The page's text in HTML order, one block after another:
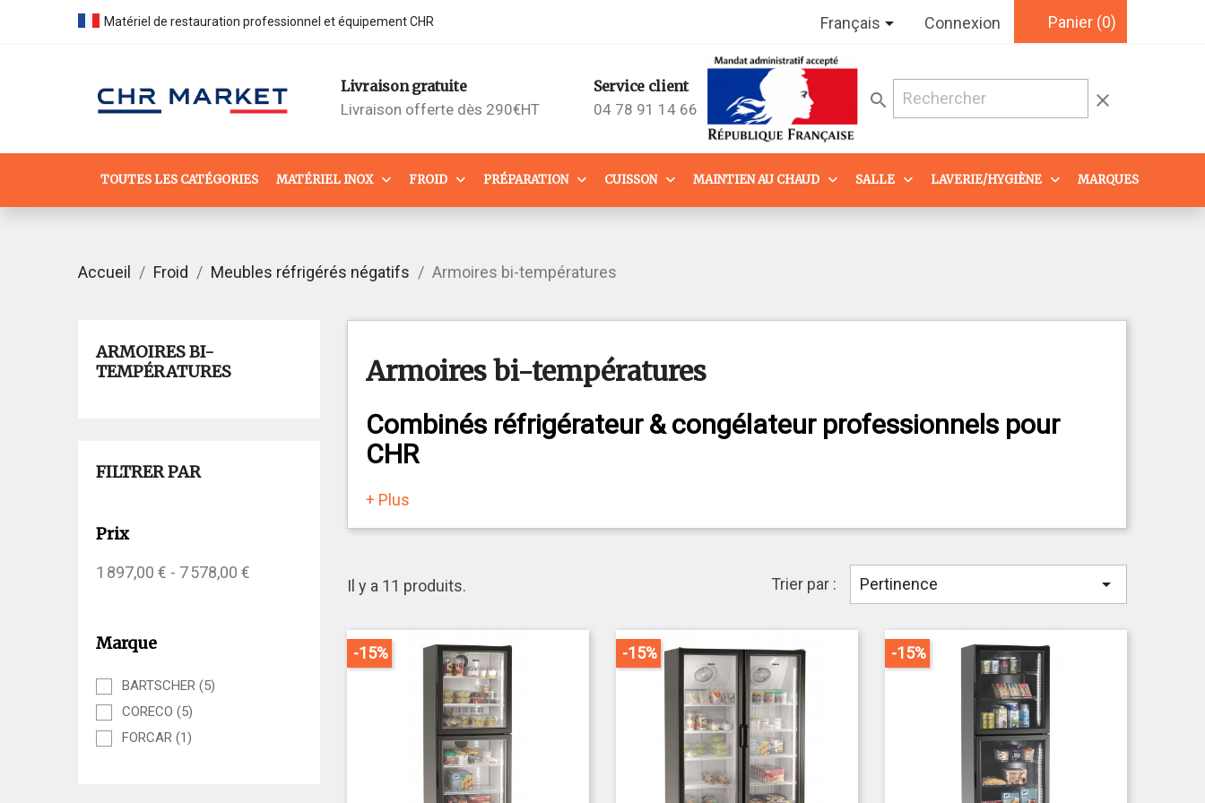
Matériel de restauration professionnel et équipement CHR Français Connexion Panier (0)
Livraison gratuite
Livraison offerte dès 290€HT
Service client
04 78 91 14 66
search clear
TOUTES LES CATÉGORIES MATÉRIEL INOX FROID PRÉPARATION CUISSON MAINTIEN AU CHAUD SALLE LAVERIE/HYGIÈNE MARQUES
Accueil Froid Meubles réfrigérés négatifs Armoires bi-températures
ARMOIRES BI-
TEMPÉRATURES
FILTRER PAR
Prix
1 897,00 € - 7 578,00 €
Marque
BARTSCHER (5)
CORECO (5)
FORCAR (1)
Armoires bi-températures
Combinés réfrigérateur & congélateur professionnels pour
CHR
Combinés réfrigérateur & congélateur
pour assurer la conservation optimale des produits frais et surgelés en restauration, hôtels et collectivités.
Polyvalence: stockage simultané des produits frais et surgelés.
Performance: maintien précis des températures pour sécurité alimentaire.
Durabilité: construction en inox et composants professionnels.
Économie d'énergie
: modèles optimisés pour réduire la consommation en CHR.
Description de la gamme
+ Plus
Il y a 11 produits. Trier par : Pertinence 
-15% -15% -15%